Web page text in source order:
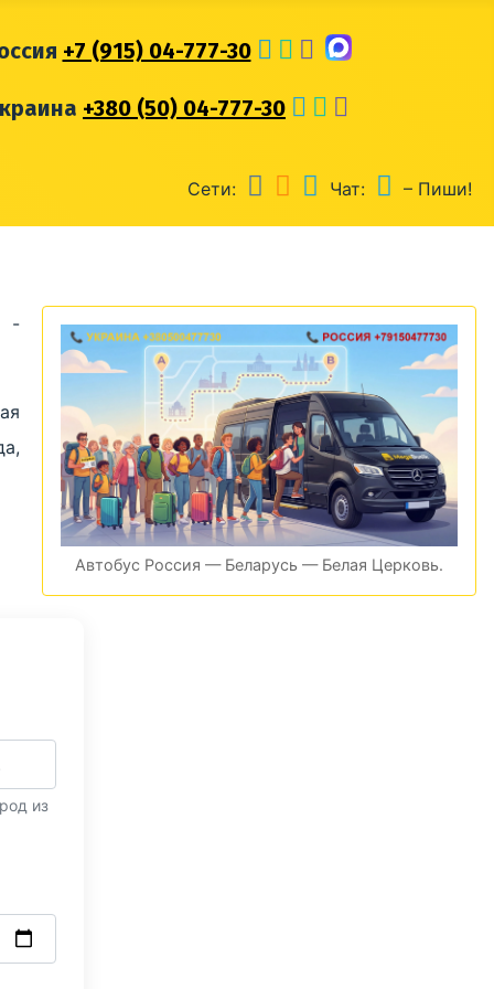
+7 (915) 04-777-30
+380 (50) 04-777-30
Сети: Чат: – Пиши!
Автобус Россия — Беларусь — Белая Церковь.
-
из